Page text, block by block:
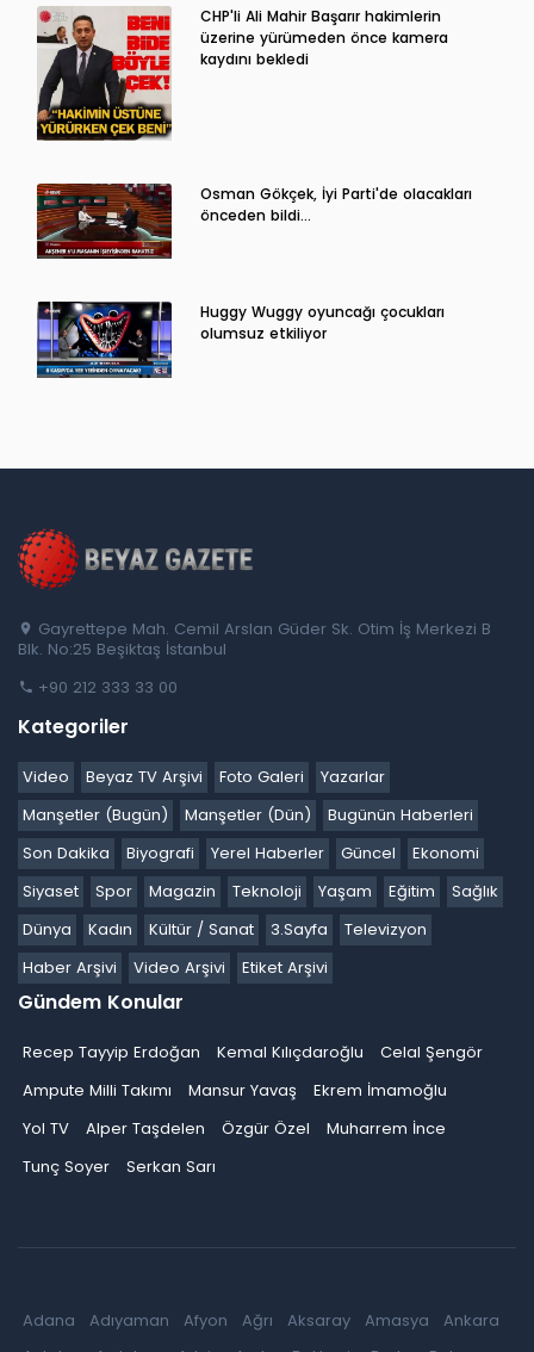
CHP'li Ali Mahir Başarır hakimlerin
üzerine yürümeden önce kamera
kaydını bekledi
Osman Gökçek, İyi Parti'de olacakları
önceden bildi...
Huggy Wuggy oyuncağı çocukları
olumsuz etkiliyor
Gayrettepe Mah. Cemil Arslan Güder Sk. Otim İş Merkezi B
Blk. No:25 Beşiktaş İstanbul
+90 212 333 33 00
Kategoriler
Video Beyaz TV Arşivi Foto Galeri
Yazarlar
Manşetler (Bugün)
Manşetler (Dün)
Bugünün Haberleri
Son Dakika
Biyografi Yerel Haberler Güncel
Ekonomi
Siyaset
Spor Magazin Teknoloji Yaşam Eğitim
Sağlık
Dünya
Kadın Kültür / Sanat 3.Sayfa
Televizyon
Haber Arşivi
Video Arşivi Etiket Arşivi
Gündem Konular
Recep Tayyip Erdoğan Kemal Kılıçdaroğlu
Celal Şengör
Ampute Milli Takımı
Mansur Yavaş
Ekrem İmamoğlu
Yol TV
Alper Taşdelen Özgür Özel
Muharrem İnce
Tunç Soyer
Serkan Sarı
Adana Adıyaman Afyon Ağrı Aksaray Amasya
Ankara